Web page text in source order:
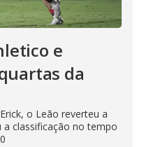
e
da
o Leão reverteu a
classificação no tempo